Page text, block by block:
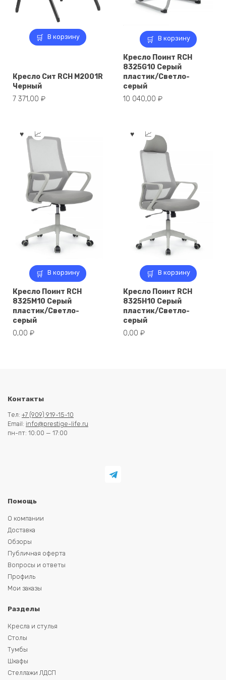
В корзину
Кресло Сит RCH M2001R
Черный
7 371,00 ₽
В корзину
Кресло Поинт RCH
8325G10 Серый
пластик/Светло-
серый
10 040,00 ₽
В корзину
Кресло Поинт RCH
8325M10 Серый
пластик/Светло-
серый
0,00 ₽
В корзину
Кресло Поинт RCH
8325H10 Серый
пластик/Светло-
серый
0,00 ₽
Контакты
Тел: +7 (909) 919-15-10
Email: info@prestige-life.ru
пн-пт: 10:00 — 17:00
Помощь
О компании
Доставка
Обзоры
Публичная оферта
Вопросы и ответы
Профиль
Мои заказы
Разделы
Кресла и стулья
Столы
Тумбы
Шкафы
Стеллажи ЛДСП